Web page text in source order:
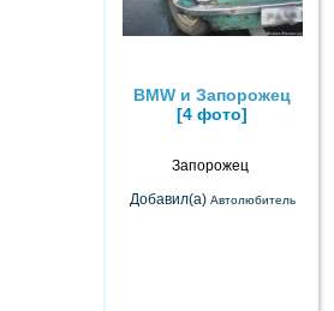
BMW и Запорожец
[4 фото]
Запорожец
Добавил(а) Автолюбитель